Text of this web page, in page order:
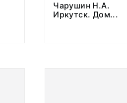
Чарушин Н.А.
Иркутск. Дом...